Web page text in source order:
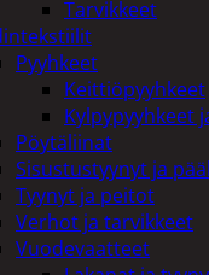
Tarvikkeet
Pyyhkeet
Keittiöpyyhkeet
Kylpypyyhkeet
Pöytäliinat
Sisustustyynyt ja
Tyynyt ja peitot
Verhot ja tarvikkeet
Vuodevaatteet